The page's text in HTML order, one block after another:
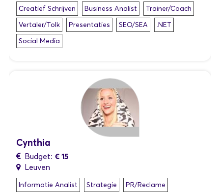
Creatief Schrijven Business Analist
Trainer/Coach
Vertaler/Tolk
Presentaties SEO/SEA
.NET
Social Media
Cynthia
Budget: € 15
Leuven
Informatie Analist Strategie
PR/Reclame